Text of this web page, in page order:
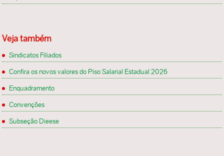
Veja também
Sindicatos Filiados
Confira os novos valores do Piso Salarial Estadual 2026
Enquadramento
Convenções
Subseção Dieese